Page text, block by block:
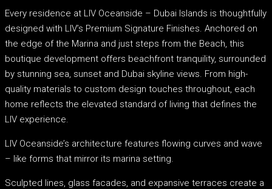
Every residence at LIV Oceanside – Dubai Islands is thoughtfully
designed with LIV’s Premium Signature Finishes. Anchored on
the edge of the Marina and just steps from the Beach, this
boutique development offers beachfront tranquility, surrounded
by stunning sea, sunset and Dubai skyline views. From high-
quality materials to custom design touches throughout, each
home reflects the elevated standard of living that defines the
LIV experience.
LIV Oceanside’s architecture features flowing curves and wave
– like forms that mirror its marina setting.
Sculpted lines, glass facades, and expansive terraces create a